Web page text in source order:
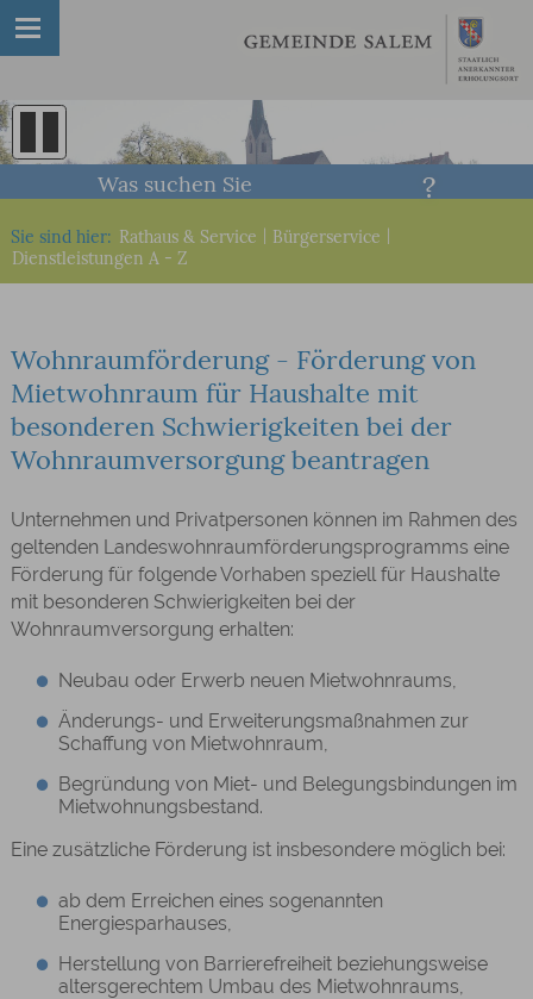
Sie sind hier: Rathaus & Service Bürgerservice
Dienstleistungen A - Z
Was suchen Sie
Wohnraumförderung - Förderung von
Mietwohnraum für Haushalte mit
besonderen Schwierigkeiten bei der
Wohnraumversorgung beantragen
Unternehmen und Privatpersonen können im Rahmen des
geltenden Landeswohnraumförderungsprogramms eine
Förderung für folgende Vorhaben speziell für Haushalte
mit besonderen Schwierigkeiten bei der
Wohnraumversorgung erhalten:
Neubau oder Erwerb neuen Mietwohnraums,
Änderungs- und Erweiterungsmaßnahmen zur
Schaffung von Mietwohnraum,
Begründung von Miet- und Belegungsbindungen im
Mietwohnungsbestand.
Eine zusätzliche Förderung ist insbesondere möglich bei:
ab dem Erreichen eines sogenannten
Energiesparhauses,
Herstellung von Barrierefreiheit beziehungsweise
altersgerechtem Umbau des Mietwohnraums,